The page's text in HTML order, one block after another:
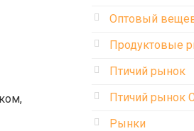
Оптовый
Продуктовые
Птичий рынок
Птичий рынок
Рынки